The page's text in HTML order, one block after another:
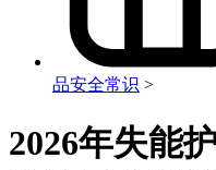
品安全常识 >
2026年失能